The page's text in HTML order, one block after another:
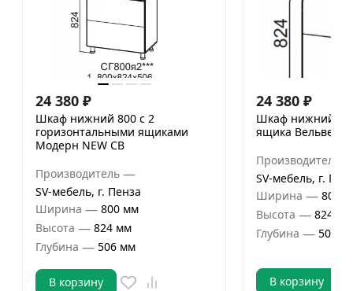
24 380 ₽
Шкаф нижний 800 с 2
горизонтальными ящиками
Модерн NEW СВ
Производитель —
SV-мебель, г. Пенза
Ширина — 800 мм
Высота — 824 мм
Глубина — 506 мм
В корзину
24 380 ₽
Шкаф нижний
ящика Вельвет
Производитель
SV-мебель, г.
Ширина — 800
Высота — 824 мм
Глубина — 506
В корзину